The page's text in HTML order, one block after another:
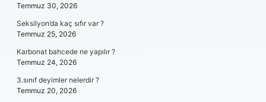
Temmuz 30, 2026
Seksilyon’da kaç sıfır var ?
Temmuz 25, 2026
Karbonat bahcede ne yapılır ?
Temmuz 24, 2026
3.sınıf deyimler nelerdir ?
Temmuz 20, 2026